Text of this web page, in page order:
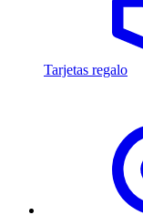
Tarjetas regalo